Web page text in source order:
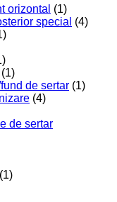
orizontal (1)
special (4)
(1)
de sertar (1)
(4)
de sertar
(1)